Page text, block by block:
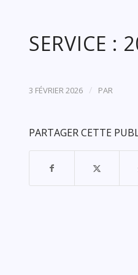
SERVICE :
3 FÉVRIER 2026 / PAR
PARTAGER CETTE